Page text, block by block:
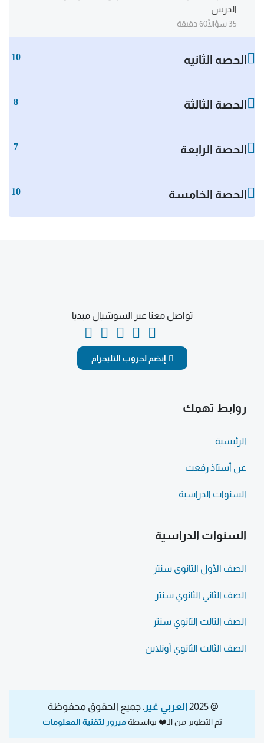
الدرس
60 دقيقة 35 سؤالًا
الحصه الثانيه 10
الحصة الثالثة 8
الحصة الرابعة 7
الحصة الخامسة 10
تواصل معنا عبر السوشيال ميديا
إنضم لجروب التليجرام
روابط تهمك
الرئيسية
عن أستاذ رفعت
السنوات الدراسية
السنوات الدراسية
الصف الأول الثانوي سنتر
الصف الثاني الثانوي سنتر
الصف الثالث الثانوي سنتر
الصف الثالث الثانوي أونلاين
@ 2025 العربي غير. جميع الحقوق محفوظة
تم التطوير من الـ❤️ بواسطةميرور لتقنية المعلومات